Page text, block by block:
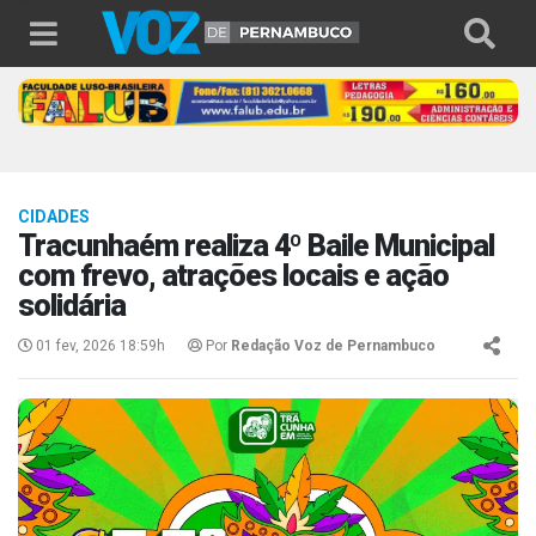
CIDADES
Tracunhaém realiza 4º Baile Municipal
com frevo, atrações locais e ação
solidária
01 fev, 2026 18:59h Por Redação Voz de Pernambuco